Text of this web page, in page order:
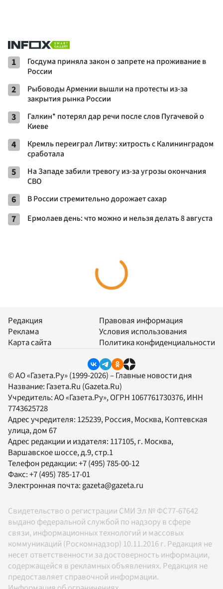
1
Госдума приняла закон о запрете на проживание в
России
2
Рыбоводы Армении вышли на протесты из-за
закрытия рынка России
3
Галкин* потерял дар речи после слов Пугачевой о
Киеве
4
Кремль переиграл Литву: хитрость с Калининградом
сработала
5
На Западе забили тревогу из-за угрозы окончания
СВО
6 В России стремительно дорожает сахар
7 Ермолаев день: что можно и нельзя делать 8 августа
Редакция
Реклама
Карта сайта
Правовая информация
Условия использования
Политика конфиденциальности
© АО «Газета.Ру» (1999-2026) – Главные новости дня
Название: Газета.Ru (Gazeta.Ru)
Учредитель:АО «Газета.Ру», ОГРН 1067761730376, ИНН
7743625728
Адрес учредителя: 125239, Россия, Москва, Коптевская
улица, дом 67
Адрес редакции и издателя: 117105, г. Москва,
Варшавское шоссе, д.9, стр.1
Телефон редакции:+7 (495) 785-00-12
Факс:+7 (495) 785-17-01
Электронная почта:gazeta@gazeta.ru
Свидетельство о регистрации СМИ Эл № ФС77-67642
выдано федеральной службой по надзору в сфере
связи, информационных технологий и массовых
коммуникаций (Роскомнадзор) 10.11.2016 г. Редакция не
несет ответственности за достоверность информации,
содержащейся в рекламных объявлениях. Редакция не
предоставляет справочной информации.